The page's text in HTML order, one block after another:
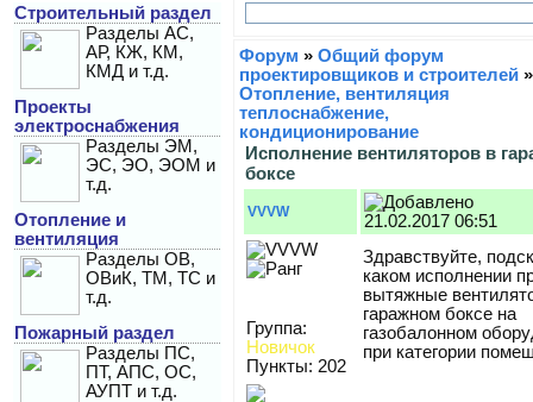
Строительный раздел
Разделы АС,
АР, КЖ, КМ,
КМД и т.д.
Проекты
электроснабжения
Разделы ЭМ,
ЭС, ЭО, ЭОМ и
т.д.
Отопление и
вентиляция
Разделы ОВ,
ОВиК, ТМ, ТС и
т.д.
Пожарный раздел
Разделы ПС,
ПТ, АПС, ОС,
АУПТ и т.д.
Форум » Общий форум
проектировщиков и строителей »
Отопление, вентиляция
теплоснабжение,
кондиционирование
Исполнение вентиляторов в
боксе
VVVW 21.02.2017 06:51
Группа:
Новичок
Пункты: 202
Здравствуйте,
каком исполнении
вытяжные
гаражном боксе на
газобалонном
при категории